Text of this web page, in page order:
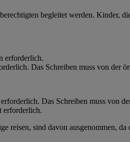
begleitet werden. Kinder,
erforderlich.
Das Schreiben muss von der
Das Schreiben muss von
erforderlich.
reisen, sind davon ausgenommen,